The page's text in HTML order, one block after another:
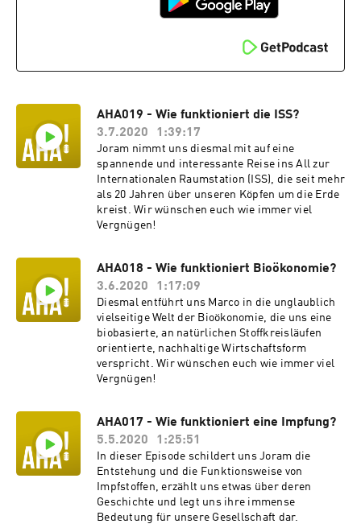
AHA019 - Wie funktioniert die ISS?
3.7.2020
1:39:17
Joram nimmt uns diesmal mit auf eine
spannende und interessante Reise ins All zur
Internationalen Raumstation (ISS), die seit mehr
als 20 Jahren über unseren Köpfen um die Erde
kreist. Wir wünschen euch wie immer viel
Vergnügen!
AHA018 - Wie funktioniert Bioökonomie?
3.6.2020
1:17:09
Diesmal entführt uns Marco in die unglaublich
vielseitige Welt der Bioökonomie, die uns eine
biobasierte, an natürlichen Stoffkreisläufen
orientierte, nachhaltige Wirtschaftsform
verspricht. Wir wünschen euch wie immer viel
Vergnügen!
AHA017 - Wie funktioniert eine Impfung?
5.5.2020
1:25:51
In dieser Episode schildert uns Joram die
Entstehung und die Funktionsweise von
Impfstoffen, erzählt uns etwas über deren
Geschichte und legt uns ihre immense
Bedeutung für unsere Gesellschaft dar.